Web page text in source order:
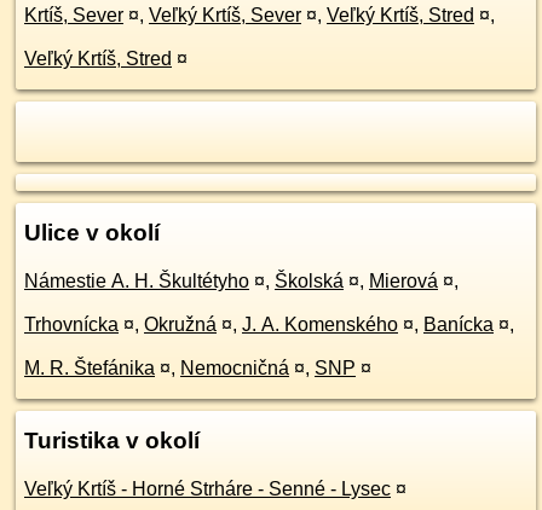
Krtíš, Sever ¤, Veľký Krtíš, Sever ¤, Veľký Krtíš, Stred ¤,
Veľký Krtíš, Stred ¤
Ulice v okolí
Námestie A. H. Škultétyho ¤, Školská ¤, Mierová ¤,
Trhovnícka ¤, Okružná ¤, J. A. Komenského ¤, Banícka ¤,
M. R. Štefánika ¤, Nemocničná ¤, SNP ¤
Turistika v okolí
Veľký Krtíš - Horné Strháre - Senné - Lysec ¤